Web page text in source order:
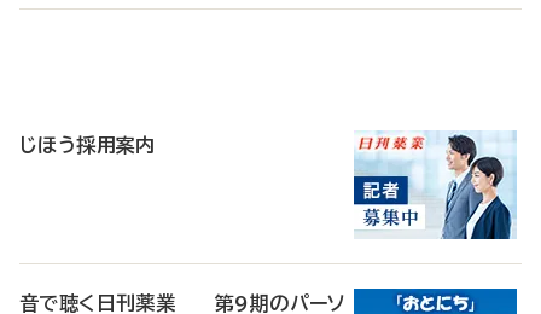
じほう採用案内
音で聴く日刊薬業 第9期のパーソ